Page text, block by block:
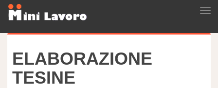
ELABORAZIONE
TESINE